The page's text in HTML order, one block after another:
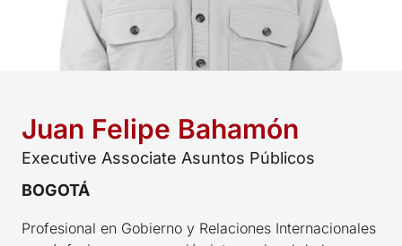
Juan Felipe Bahamón
Executive Associate Asuntos Públicos
BOGOTÁ
Profesional en Gobierno y Relaciones Internacionales